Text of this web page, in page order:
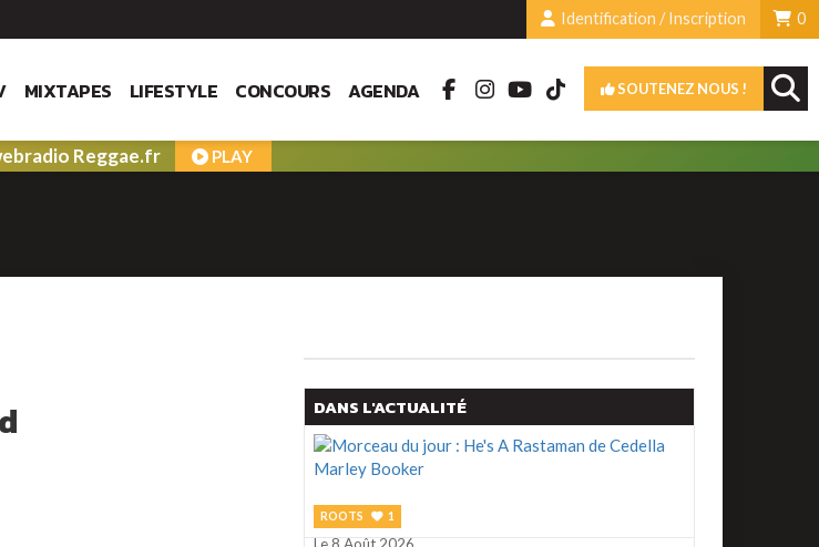
0
Identification / Inscription
MIXTAPES LIFESTYLE CONCOURS AGENDA SOUTENEZ NOUS !
Reggae.fr PLAY
DANS L'ACTUALITÉ
ROOTS 1